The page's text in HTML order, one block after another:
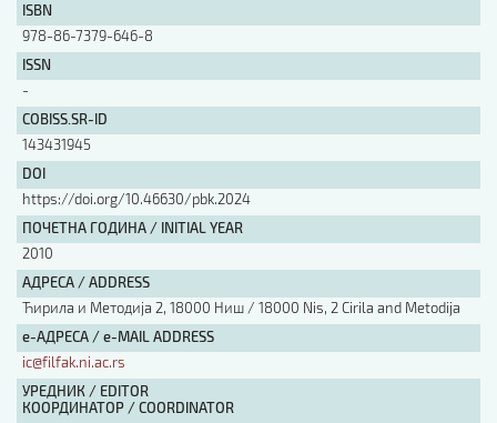
COBISS.SR-ID
DOI
ISBN
978-86-7379-646-8
ISSN
-
COBISS.SR-ID
143431945
DOI
https://doi.org/10.46630/pbk.2024
ПОЧЕТНА ГОДИНА / INITIAL YEAR
2010
АДРЕСА / ADDRESS
Ћирила и Методија 2, 18000 Ниш / 18000 Nis, 2 Cirila and Metodija
е-АДРЕСА / e-MAIL ADDRESS
ic@filfak.ni.ac.rs
УРЕДНИК / EDITOR
КООРДИНАТОР / COORDINATOR